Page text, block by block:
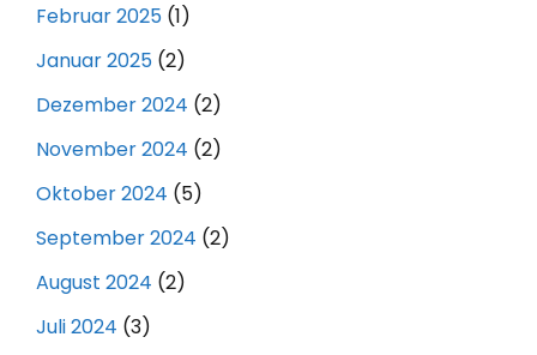
Februar 2025 (1)
Januar 2025 (2)
Dezember 2024 (2)
November 2024 (2)
Oktober 2024 (5)
September 2024 (2)
August 2024 (2)
Juli 2024 (3)